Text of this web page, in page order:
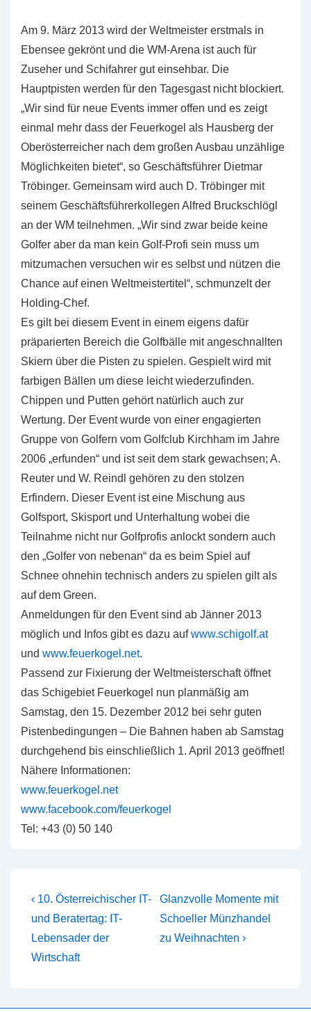
Am 9. März 2013 wird der Weltmeister erstmals in
Ebensee gekrönt und die WM-Arena ist auch für
Zuseher und Schifahrer gut einsehbar. Die
Hauptpisten werden für den Tagesgast nicht blockiert.
„Wir sind für neue Events immer offen und es zeigt
einmal mehr dass der Feuerkogel als Hausberg der
Oberösterreicher nach dem großen Ausbau unzählige
Möglichkeiten bietet“, so Geschäftsführer Dietmar
Tröbinger. Gemeinsam wird auch D. Tröbinger mit
seinem Geschäftsführerkollegen Alfred Bruckschlögl
an der WM teilnehmen. „Wir sind zwar beide keine
Golfer aber da man kein Golf-Profi sein muss um
mitzumachen versuchen wir es selbst und nützen die
Chance auf einen Weltmeistertitel“, schmunzelt der
Holding-Chef.
Es gilt bei diesem Event in einem eigens dafür
präparierten Bereich die Golfbälle mit angeschnallten
Skiern über die Pisten zu spielen. Gespielt wird mit
farbigen Bällen um diese leicht wiederzufinden.
Chippen und Putten gehört natürlich auch zur
Wertung. Der Event wurde von einer engagierten
Gruppe von Golfern vom Golfclub Kirchham im Jahre
2006 „erfunden“ und ist seit dem stark gewachsen; A.
Reuter und W. Reindl gehören zu den stolzen
Erfindern. Dieser Event ist eine Mischung aus
Golfsport, Skisport und Unterhaltung wobei die
Teilnahme nicht nur Golfprofis anlockt sondern auch
den „Golfer von nebenan“ da es beim Spiel auf
Schnee ohnehin technisch anders zu spielen gilt als
auf dem Green.
Anmeldungen für den Event sind ab Jänner 2013
möglich und Infos gibt es dazu aufwww.schigolf.at
und www.feuerkogel.net.
Passend zur Fixierung der Weltmeisterschaft öffnet
das Schigebiet Feuerkogel nun planmäßig am
Samstag, den 15. Dezember 2012 bei sehr guten
Pistenbedingungen – Die Bahnen haben ab Samstag
durchgehend bis einschließlich 1. April 2013 geöffnet!
Nähere Informationen:
www.feuerkogel.net
www.facebook.com/feuerkogel
Tel: +43 (0) 50 140
Beitragsnavigation
Vorheriger
Beitrag
ist
‹ 10. Österreichischer IT-
und Beratertag: IT-
Lebensader der
Wirtschaft
Nächster
Beitrag
ist
Glanzvolle Momente mit
Schoeller Münzhandel
zu Weihnachten ›